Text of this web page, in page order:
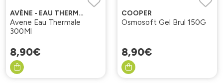
AVÈNE - EAU THERMALE
Avene Eau Thermale
300Ml
8,90€
COOPER
Osmosoft Gel Brul 150G
8,90€